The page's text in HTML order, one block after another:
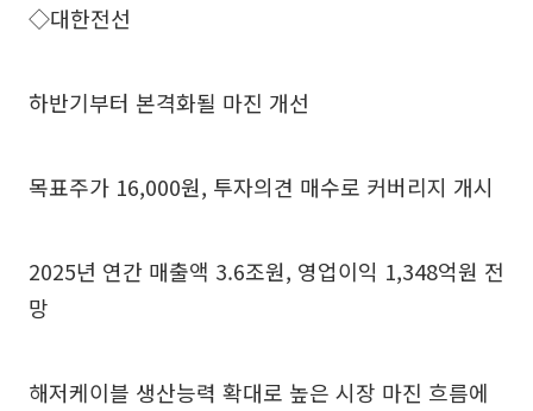
◇대한전선
하반기부터 본격화될 마진 개선
목표주가 16,000원, 투자의견 매수로 커버리지 개시
2025년 연간 매출액 3.6조원, 영업이익 1,348억원 전
망
해저케이블 생산능력 확대로 높은 시장 마진 흐름에